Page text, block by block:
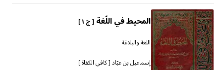
المحيط في اللّغة[ ج ١ ]
اللغة والبلاغة
إسماعيل بن عبّاد [ كافي الكفاة ]